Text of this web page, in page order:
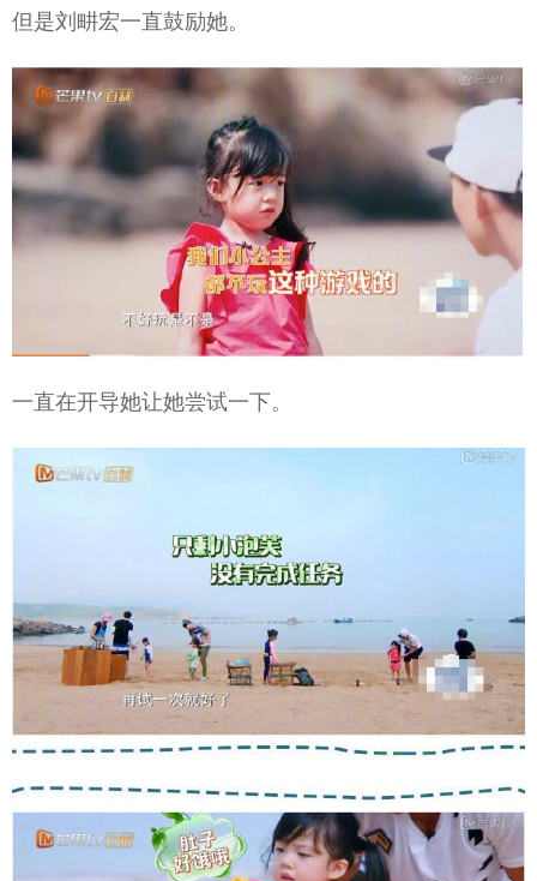
但是刘畊宏一直鼓励她。
一直在开导她让她尝试一下。